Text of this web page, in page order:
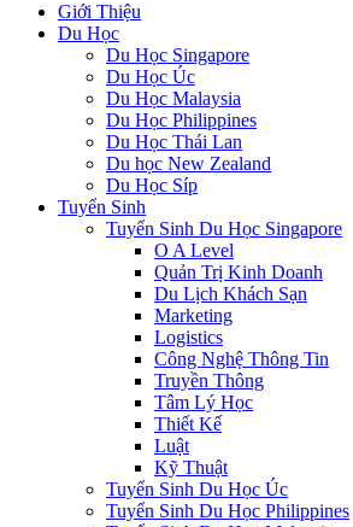
Giới Thiệu
Du Học
Du Học Singapore
Du Học Úc
Du Học Malaysia
Du Học Philippines
Du Học Thái Lan
Du học New Zealand
Du Học Síp
Tuyển Sinh
Tuyển Sinh Du Học Singapore
O A Level
Quản Trị Kinh Doanh
Du Lịch Khách Sạn
Marketing
Logistics
Công Nghệ Thông Tin
Truyền Thông
Tâm Lý Học
Thiết Kế
Luật
Kỹ Thuật
Tuyển Sinh Du Học Úc
Tuyển Sinh Du Học Philippines